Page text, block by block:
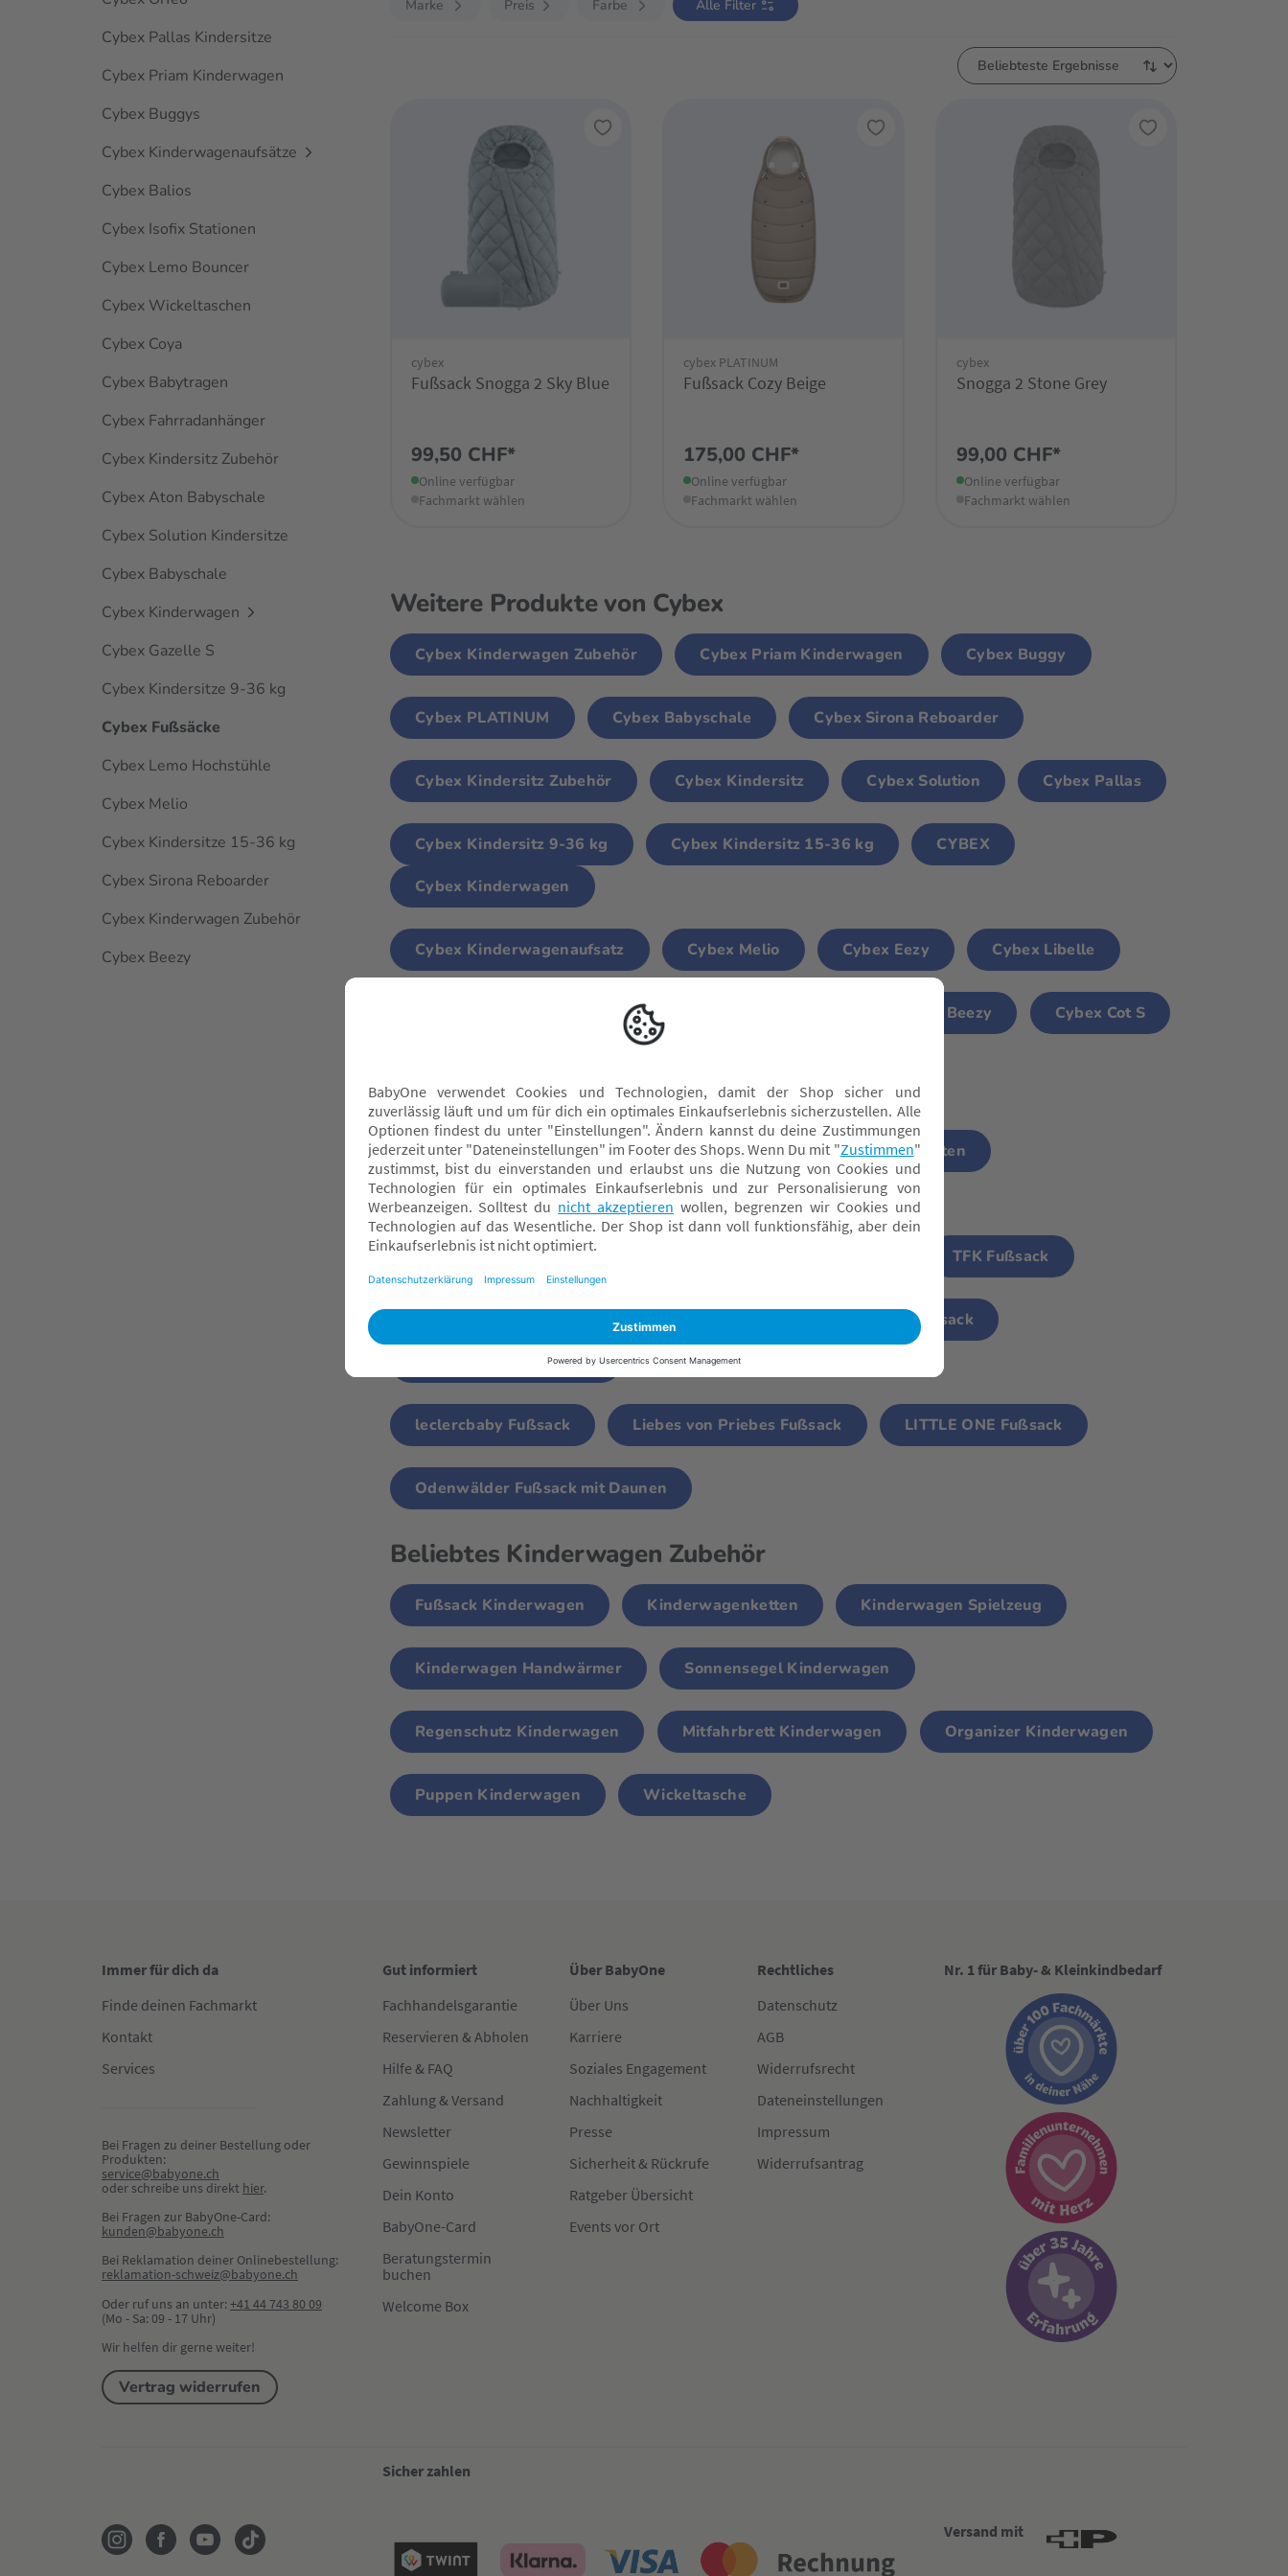
Cybex Pallas Kindersitze
Cybex Priam Kinderwagen
Cybex Buggys
Cybex Kinderwagenaufsätze
Cybex Balios
Cybex Isofix Stationen
Cybex Lemo Bouncer
Cybex Wickeltaschen
Cybex Coya
Cybex Babytragen
Cybex Fahrradanhänger
Cybex Kindersitz Zubehör
Cybex Aton Babyschale
Cybex Solution Kindersitze
Cybex Babyschale
Cybex Kinderwagen
Cybex Gazelle S
Cybex Kindersitze 9-36 kg
Cybex Fußsäcke
Cybex Lemo Hochstühle
Cybex Melio
Cybex Kindersitze 15-36 kg
Cybex Sirona Reboarder
Cybex Kinderwagen Zubehör
Cybex Beezy
Marke Preis Farbe Alle Filter
cybex
Fußsack Snogga 2 Sky Blue
99,50 CHF*
Online verfügbar
Fachmarkt wählen
cybex PLATINUM
Fußsack Cozy Beige
175,00 CHF*
Online verfügbar
Fachmarkt wählen
cybex
Snogga 2 Stone Grey
99,00 CHF*
Online verfügbar
Fachmarkt wählen
Weitere Produkte von Cybex
Cybex Kinderwagen Zubehör Cybex Priam Kinderwagen Cybex Buggy
Cybex PLATINUM Cybex Babyschale Cybex Sirona Reboarder
Cybex Kindersitz Zubehör Cybex Kindersitz Cybex Solution Cybex Pallas
Cybex Kindersitz 9-36 kg Cybex Kindersitz 15-36 kg
CYBEX
Cybex Kinderwagen
Cybex Kinderwagenaufsatz Cybex Melio Cybex Eezy Cybex Libelle
Cybex Coya Cybex Beezy Cybex Cot S
Beliebte Fußsäcke
Odenwälder Fußsack Koeka Fußsack
Kinderwagenketten
ABC Design Fußsack
Joolz Fußsack Cybex Fußsack TFK Fußsack
Voksi Fußsack
Kaiser Thermofußsack
Fußsack Bio-Baumwolle
leclercbaby Fußsack Liebes von Priebes Fußsack LITTLE ONE Fußsack
Odenwälder Fußsack mit Daunen
Beliebtes Kinderwagen Zubehör
Fußsack Kinderwagen Kinderwagenketten Kinderwagen Spielzeug
Kinderwagen Handwärmer Sonnensegel Kinderwagen
Regenschutz Kinderwagen Mitfahrbrett Kinderwagen Organizer Kinderwagen
Puppen Kinderwagen Wickeltasche
Immer für dich da
Finde deinen Fachmarkt
Kontakt
Services
Bei Fragen zu deiner Bestellung oder
Produkten:
service@babyone.ch
oder schreibe uns direkt hier.
Bei Fragen zur BabyOne-Card:
kunden@babyone.ch
Bei Reklamation deiner Onlinebestellung:
reklamation-schweiz@babyone.ch
Oder ruf uns an unter:+41 44 743 80 09
(Mo - Sa: 09 - 17 Uhr)
Wir helfen dir gerne weiter!
Vertrag widerrufen
Gut informiert
Fachhandelsgarantie
Reservieren & Abholen
Hilfe & FAQ
Zahlung & Versand
Newsletter
Gewinnspiele
Dein Konto
BabyOne-Card
Beratungstermin
buchen
Welcome Box
Über BabyOne
Über Uns
Karriere
Soziales Engagement
Nachhaltigkeit
Presse
Sicherheit & Rückrufe
Ratgeber Übersicht
Events vor Ort
Rechtliches
Datenschutz
AGB
Widerrufsrecht
Dateneinstellungen
Impressum
Widerrufsantrag
Nr. 1 für Baby- & Kleinkindbedarf
Sicher zahlen
Versand mit